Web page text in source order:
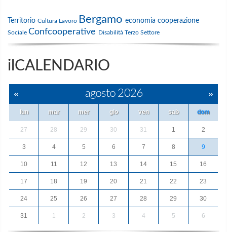
Territorio Cultura Lavoro Bergamo economia cooperazione
Sociale Confcooperative Disabilità Terzo Settore
ilCALENDARIO
« agosto 2026 »
lun mar mer gio ven sab dom
27 28 29 30 31 1 2
3 4 5 6 7 8 9
10 11 12 13 14 15 16
17 18 19 20 21 22 23
24 25 26 27 28 29 30
31 1 2 3 4 5 6